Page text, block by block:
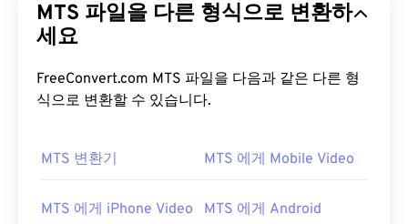
00 00 00 00
00 00 00 00
MTS 파일을 다른 형식으로 변환하
세요
FreeConvert.com MTS 파일을 다음과 같은 다른 형
식으로 변환할 수 있습니다.
MTS 변환기 MTS 에게 Mobile Video
MTS 에게 iPhone Video
MTS 에게 Android